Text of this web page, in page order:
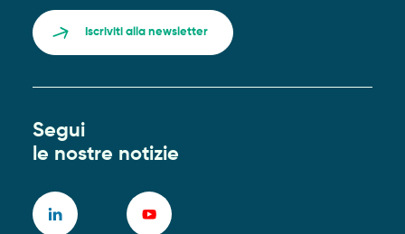
Iscriviti alla newsletter
Segui
le nostre notizie